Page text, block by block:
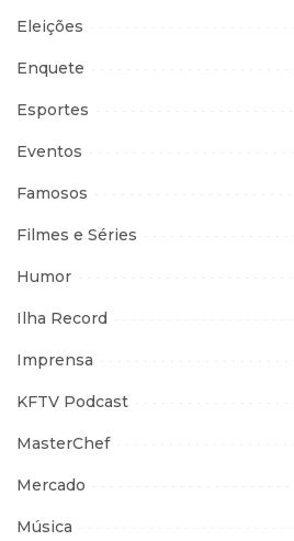
Eleições
Enquete
Esportes
Eventos
Famosos
Filmes e Séries
Humor
Ilha Record
Imprensa
KFTV Podcast
MasterChef
Mercado
Música